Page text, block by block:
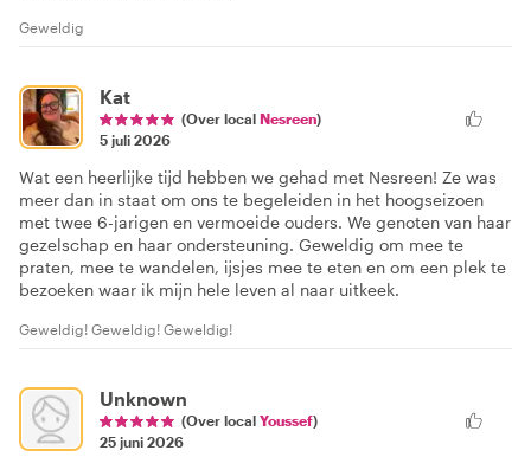
Geweldig
Kat
(Over local Nesreen)
5 juli 2026
Wat een heerlijke tijd hebben we gehad met Nesreen! Ze was
meer dan in staat om ons te begeleiden in het hoogseizoen
met twee 6-jarigen en vermoeide ouders. We genoten van haar
gezelschap en haar ondersteuning. Geweldig om mee te
praten, mee te wandelen, ijsjes mee te eten en om een plek te
bezoeken waar ik mijn hele leven al naar uitkeek.
Geweldig! Geweldig! Geweldig!
Unknown
(Over local Youssef)
25 juni 2026